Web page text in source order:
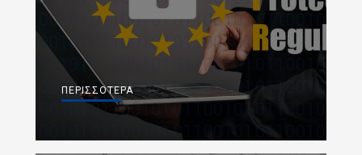
ΠΕΡΙΣΣΌΤΕΡΑ